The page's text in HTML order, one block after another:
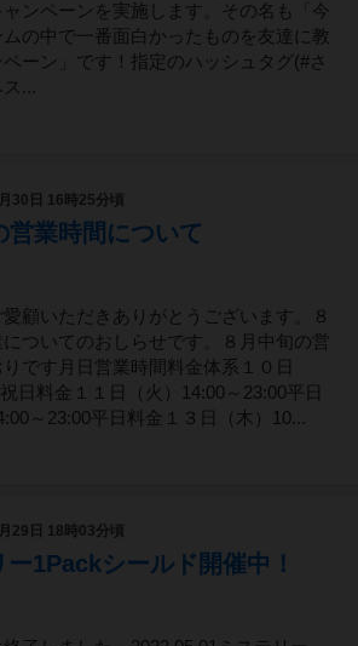
ンペーンを実施します。その名も「今
ムの中で一番面白かったものを友達に教
ーン」です！指定のハッシュタグ(#さ
...
30日 16時25分頃
営業時間について
顧いただきありがとうございます。８
についてのおしらせです。８月中旬の営
です月日営業時間料金体系１０日
日料金１１日（火）14:00～23:00平日
～23:00平日料金１３日（木）10...
29日 18時03分頃
1Packシールド開催中！